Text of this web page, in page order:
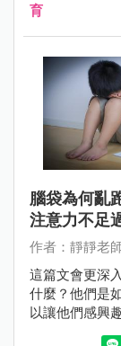
育
腦袋為何亂
注意力不足
作者：靜靜老
這篇文會更深
什麼？他們是
以讓他們感興
用，相信這篇